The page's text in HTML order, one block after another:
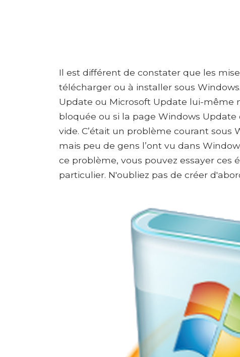
Il est différent de constater que les
télécharger ou à installer sous
Update ou Microsoft Update lui-même
bloquée ou si la page Windows
vide. C’était un problème courant sous
mais peu de gens l’ont vu dans
ce problème, vous pouvez essayer ces
particulier. N'oubliez pas de créer